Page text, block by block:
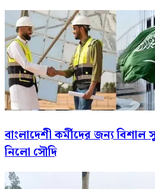
বাংলাদেশী কর্মীদের জন্য বিশাল
নিলো সৌদি